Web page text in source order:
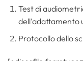
Test di
dell’adattamento
Protocollo dello